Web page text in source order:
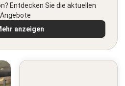
Entdecken Sie die aktuellen
Angebote
anzeigen